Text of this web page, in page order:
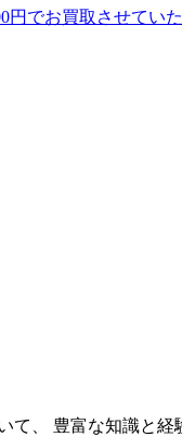
でお買取させていた
て、 豊富な知識と